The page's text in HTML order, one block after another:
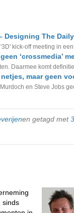
Designing The
kick-off meeting in
‘crossmedia’
Daarmee komt
maar geen
en Steve Jobs
en getagd met
, sinds